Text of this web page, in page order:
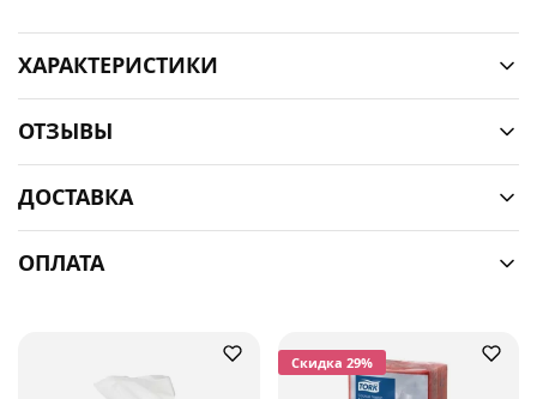
ХАРАКТЕРИСТИКИ
ОТЗЫВЫ
ДОСТАВКА
ОПЛАТА
Cкидка 29%